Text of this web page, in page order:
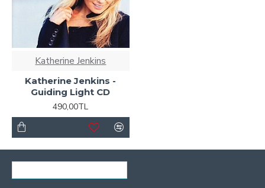
Katherine Jenkins
Katherine Jenkins -
Guiding Light CD
490,00TL